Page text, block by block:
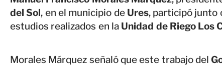
del Sol, en el municipio de Ures, participó junto
estudios realizados en la Unidad de Riego Los
Morales Márquez señaló que este trabajo del